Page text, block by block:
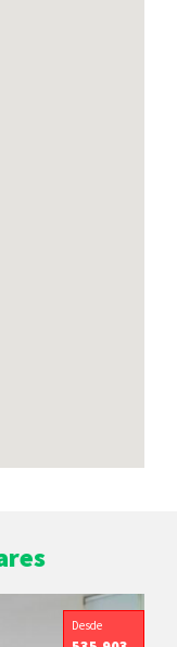
Desde